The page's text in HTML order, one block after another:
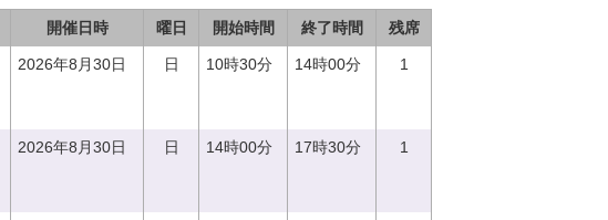
開催日時 曜日 開始時間 終了時間 残席
2026年8月30日 日 10時30分 14時00分 1
2026年8月30日 日 14時00分 17時30分 1